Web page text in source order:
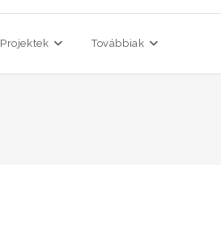
Projektek Továbbiak